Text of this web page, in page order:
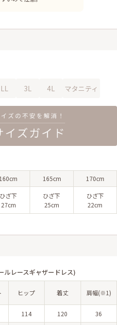
LL 3L 4L マタニティ
160cm 165cm 170cm
ひざ下
27cm
ひざ下
25cm
ひざ下
22cm
ルレースギャザードレス)
ヒップ 着丈 肩幅(※1)
114 120 36